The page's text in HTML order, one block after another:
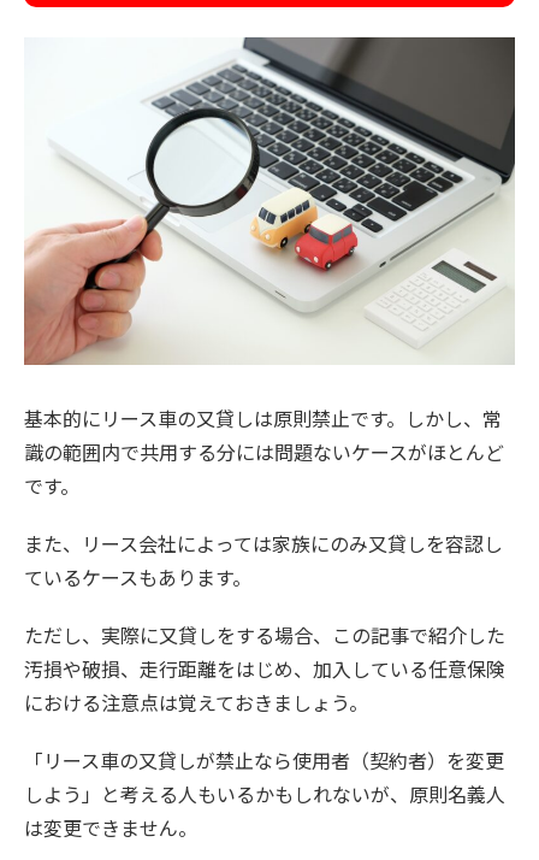
基本的にリース車の又貸しは原則禁止です。しかし、常
識の範囲内で共用する分には問題ないケースがほとんど
です。
また、リース会社によっては家族にのみ又貸しを容認し
ているケースもあります。
ただし、実際に又貸しをする場合、この記事で紹介した
汚損や破損、走行距離をはじめ、加入している任意保険
における注意点は覚えておきましょう。
「リース車の又貸しが禁止なら使用者（契約者）を変更
しよう」と考える人もいるかもしれないが、原則名義人
は変更できません。